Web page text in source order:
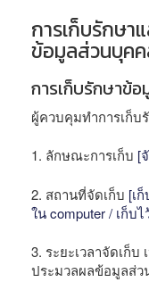
การเก็บรักษาแ
ข้อมูลส่วนบุค
การเก็บรักษาข้
ผู้ควบคุมทำการเก็
1. ลักษณะการเก็บ [
2. สถานที่จัดเก็บ [เ
ใน computer / เก็บ
3. ระยะเวลาจัดเก็บ
ประมวลผลข้อมูลส่